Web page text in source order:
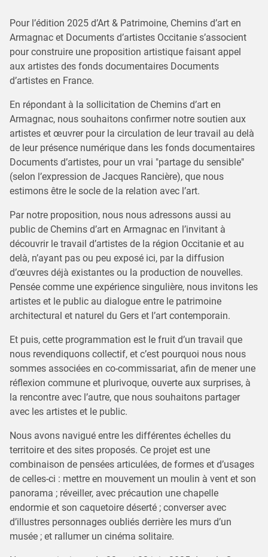
Pour l’édition 2025 d’Art & Patrimoine, Chemins d’art en
Armagnac et Documents d’artistes Occitanie s’associent
pour construire une proposition artistique faisant appel
aux artistes des fonds documentaires Documents
d’artistes en France.
En répondant à la sollicitation de Chemins d’art en
Armagnac, nous souhaitons confirmer notre soutien aux
artistes et œuvrer pour la circulation de leur travail au delà
de leur présence numérique dans les fonds documentaires
Documents d’artistes, pour un vrai "partage du sensible"
(selon l’expression de Jacques Rancière), que nous
estimons être le socle de la relation avec l’art.
Par notre proposition, nous nous adressons aussi au
public de Chemins d’art en Armagnac en l’invitant à
découvrir le travail d’artistes de la région Occitanie et au
delà, n’ayant pas ou peu exposé ici, par la diffusion
d’œuvres déjà existantes ou la production de nouvelles.
Pensée comme une expérience singulière, nous invitons les
artistes et le public au dialogue entre le patrimoine
architectural et naturel du Gers et l’art contemporain.
Et puis, cette programmation est le fruit d’un travail que
nous revendiquons collectif, et c’est pourquoi nous nous
sommes associées en co-commissariat, afin de mener une
réflexion commune et plurivoque, ouverte aux surprises, à
la rencontre avec l’autre, que nous souhaitons partager
avec les artistes et le public.
Nous avons navigué entre les différentes échelles du
territoire et des sites proposés. Ce projet est une
combinaison de pensées articulées, de formes et d’usages
de celles-ci : mettre en mouvement un moulin à vent et son
panorama ; réveiller, avec précaution une chapelle
endormie et son caquetoire déserté ; converser avec
d’illustres personnages oubliés derrière les murs d’un
musée ; et rallumer un cinéma solitaire.